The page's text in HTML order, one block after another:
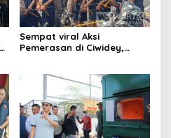
Sempat viral Aksi
Pemerasan di Ciwidey,